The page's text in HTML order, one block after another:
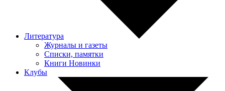
Литература
Журналы и газеты
Списки, памятки
Книги Новинки
Клубы